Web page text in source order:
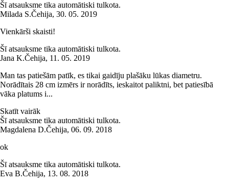
Šī atsauksme tika automātiski tulkota.
Milada S.Čehija, 30. 05. 2019
Vienkārši skaisti!
Šī atsauksme tika automātiski tulkota.
Jana K.Čehija, 11. 05. 2019
Man tas patiešām patīk, es tikai gaidīju plašāku lūkas diametru.
Norādītais 28 cm izmērs ir norādīts, ieskaitot paliktni, bet patiesībā
vāka platums i...
Skatīt vairāk
Šī atsauksme tika automātiski tulkota.
Magdalena D.Čehija, 06. 09. 2018
ok
Šī atsauksme tika automātiski tulkota.
Eva B.Čehija, 13. 08. 2018